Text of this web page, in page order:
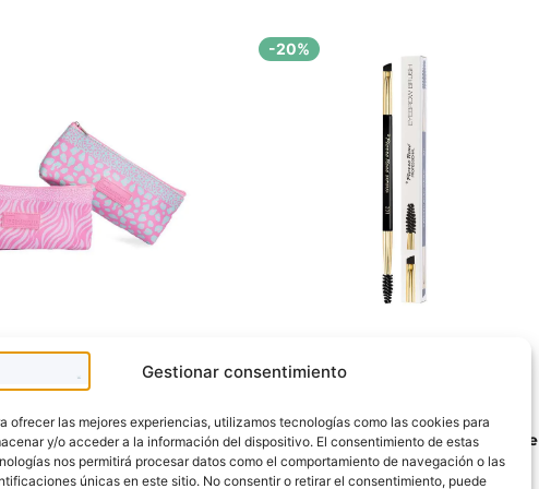
Gestionar consentimiento
ofrecer las mejores experiencias, utilizamos tecnologías como las cookies para
y/o acceder a la información del dispositivo. El consentimiento de estas
nos permitirá procesar datos como el comportamiento de navegación o las
únicas en este sitio. No consentir o retirar el consentimiento, puede
Small
Bag
que organiza tus
estilo y practicidad.
-20%
Pincel Cejas 201
Pincel para cejasEyebrow Brush de
Pierre René, ideal para definir,
rellenar y peinar las cejas con